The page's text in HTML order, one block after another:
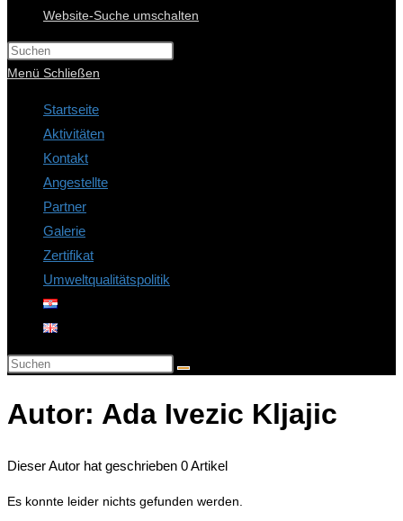
Website-Suche umschalten
Menü Schließen
Startseite
Aktivitäten
Kontakt
Angestellte
Partner
Galerie
Zertifikat
Umweltqualitätspolitik
Autor: Ada Ivezic Kljajic
Dieser Autor hat geschrieben 0 Artikel
Es konnte leider nichts gefunden werden.